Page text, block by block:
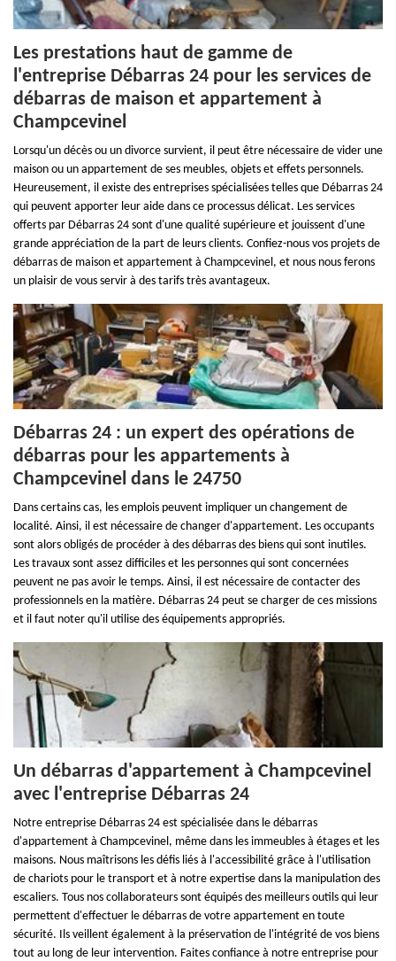
Les prestations haut de gamme de
l'entreprise Débarras 24 pour les services de
débarras de maison et appartement à
Champcevinel
Lorsqu'un décès ou un divorce survient, il peut être nécessaire de vider une
maison ou un appartement de ses meubles, objets et effets personnels.
Heureusement, il existe des entreprises spécialisées telles que Débarras 24
qui peuvent apporter leur aide dans ce processus délicat. Les services
offerts par Débarras 24 sont d'une qualité supérieure et jouissent d'une
grande appréciation de la part de leurs clients. Confiez-nous vos projets de
débarras de maison et appartement à Champcevinel, et nous nous ferons
un plaisir de vous servir à des tarifs très avantageux.
Débarras 24 : un expert des opérations de
débarras pour les appartements à
Champcevinel dans le 24750
Dans certains cas, les emplois peuvent impliquer un changement de
localité. Ainsi, il est nécessaire de changer d'appartement. Les occupants
sont alors obligés de procéder à des débarras des biens qui sont inutiles.
Les travaux sont assez difficiles et les personnes qui sont concernées
peuvent ne pas avoir le temps. Ainsi, il est nécessaire de contacter des
professionnels en la matière. Débarras 24 peut se charger de ces missions
et il faut noter qu'il utilise des équipements appropriés.
Un débarras d'appartement à Champcevinel
avec l'entreprise Débarras 24
Notre entreprise Débarras 24 est spécialisée dans le débarras
d'appartement à Champcevinel, même dans les immeubles à étages et les
maisons. Nous maîtrisons les défis liés à l'accessibilité grâce à l'utilisation
de chariots pour le transport et à notre expertise dans la manipulation des
escaliers. Tous nos collaborateurs sont équipés des meilleurs outils qui leur
permettent d'effectuer le débarras de votre appartement en toute
sécurité. Ils veillent également à la préservation de l'intégrité de vos biens
tout au long de leur intervention. Faites confiance à notre entreprise pour